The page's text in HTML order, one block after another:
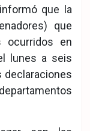
que la
que
ocurridos en
lunes a seis
declaraciones